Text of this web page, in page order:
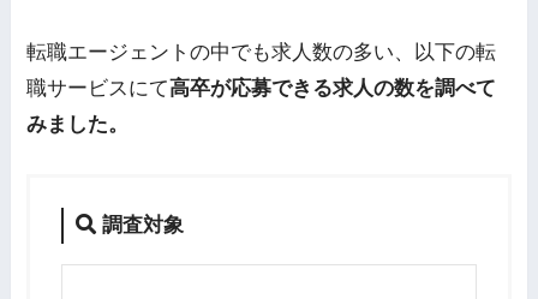
転職エージェントの中でも求人数の多い、以下の転
職サービスにて高卒が応募できる求人の数を調べて
みました。
調査対象